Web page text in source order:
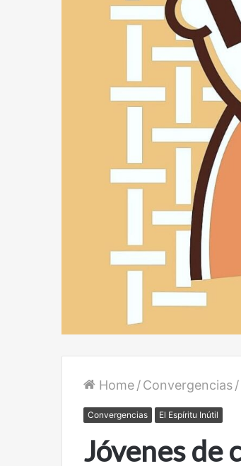
Home/Convergencias/
Convergencias El Espíritu Inútil
Jóvenes de